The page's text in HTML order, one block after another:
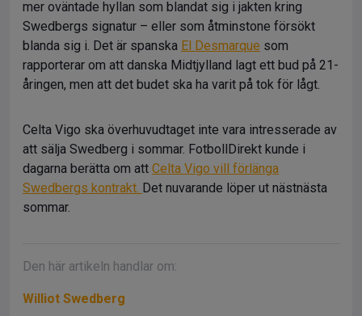
mer oväntade hyllan som blandat sig i jakten kring
Swedbergs signatur – eller som åtminstone försökt
blanda sig i. Det är spanska El Desmarque som
rapporterar om att danska Midtjylland lagt ett bud på 21-
åringen, men att det budet ska ha varit på tok för lågt.
Celta Vigo ska överhuvudtaget inte vara intresserade av
att sälja Swedberg i sommar. FotbollDirekt kunde i
dagarna berätta om att Celta Vigo vill förlänga
Swedbergs kontrakt. Det nuvarande löper ut nästnästa
sommar.
Den här artikeln handlar om:
Williot Swedberg